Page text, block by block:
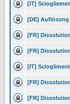
[IT]
[DE] Auflösung
[FR]
[FR]
[IT]
[FR]
[FR]